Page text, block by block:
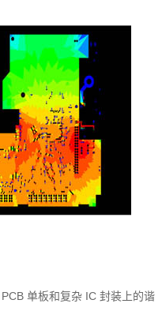
单板和复杂 IC 封装上的谐